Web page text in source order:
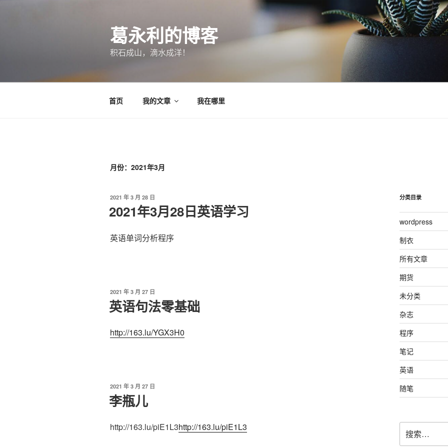
葛永利的博客
积石成山，滴水成洋！
首页 我的文章 我在哪里
月份：2021年3月
发
于
2021 年 3 月 28 日
2021年3月28日英语学习
英语单词分析程序
发
布
于
2021 年 3 月 27 日
英语句法零基础
http://163.lu/YGX3H0
发
布
于
2021 年 3 月 27 日
李瓶儿
http://163.lu/piE1L3http://163.lu/piE1L3
分类目录
wordpress
制衣
所有文章
期货
未分类
杂志
程序
笔记
英语
随笔
索：